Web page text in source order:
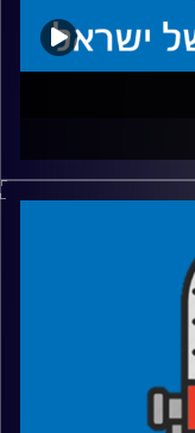
דוידוביץ', משה
סטייט ווריורס
מתקשה ומה
ופורטלנד
מיאמי היט